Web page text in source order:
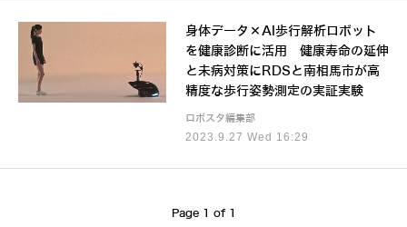
2023.9.27 Wed 16:29
身体データ×AI歩行解析ロボット
を健康診断に活用 健康寿命の延伸
と未病対策にRDSと南相馬市が高
精度な歩行姿勢測定の実証実験
ロボスタ編集部
Page 1 of 1